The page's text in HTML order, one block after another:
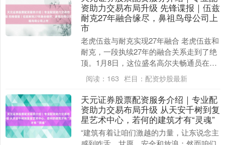
资助力交易布局升级 先锋谍报｜伍兹
耐克27年融合缘尽，鼻祖鸟母公司上
市
老虎伍兹与耐克实现27年融合 老虎伍兹和
耐克，一段执续27年的融合关系走到了绝
顶。1月8日，这位盛名高尔夫畅通员在酬
酢媒体平台发文，秘书与耐克的融合厚爱
实现。 ....
阅读： 163 栏目： 配资炒股最新
天元证券股票配资服务介绍｜专业配
资助力交易布局升级 从天安千树到复
星艺术中心，若何的建筑才有“灵魂”
“建筑有着让咱们激越的力量，让东说念主